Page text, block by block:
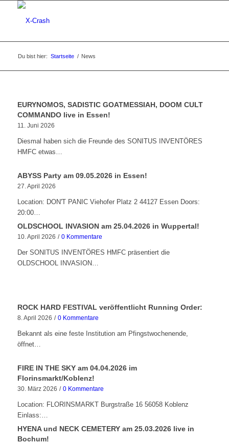
Du bist hier: Startseite / News
EURYNOMOS, SADISTIC GOATMESSIAH, DOOM CULT
COMMANDO live in Essen!
11. Juni 2026
Diesmal haben sich die Freunde des SONITUS INVENTÖRES
HMFC etwas…
ABYSS Party am 09.05.2026 in Essen!
27. April 2026
Location: DON'T PANIC Viehofer Platz 2 44127 Essen Doors:
20:00…
OLDSCHOOL INVASION am 25.04.2026 in Wuppertal!
10. April 2026 / 0 Kommentare
Der SONITUS INVENTÖRES HMFC präsentiert die
OLDSCHOOL INVASION…
ROCK HARD FESTIVAL veröffentlicht Running Order:
8. April 2026 / 0 Kommentare
Bekannt als eine feste Institution am Pfingstwochenende,
öffnet…
FIRE IN THE SKY am 04.04.2026 im
Florinsmarkt/Koblenz!
30. März 2026 / 0 Kommentare
Location: FLORINSMARKT Burgstraße 16 56058 Koblenz
Einlass:…
HYENA und NECK CEMETERY am 25.03.2026 live in
Bochum!